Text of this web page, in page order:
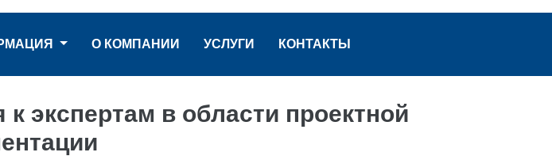
О КОМПАНИИ УСЛУГИ КОНТАКТЫ
экспертам в области проектной